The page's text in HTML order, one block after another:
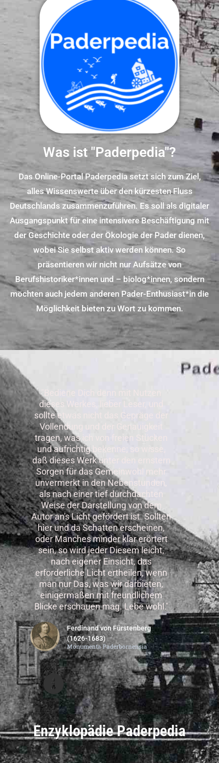
Was ist "Paderpedia"?
Das Online-Portal Paderpedia setzt sich zum Ziel,
alles Wissenswerte über den kürzesten Fluss
Deutschlands zusammenzuführen. Es soll als digitaler
Ausgangspunkt für eine intensivere Beschäftigung mit
der Geschichte oder der Ökologie der Pader dienen,
wobei Sie selbst aktiv werden können. So
präsentieren wir nicht nur Aufsätze von
Berufshistoriker*innen und – biolog*innen, sondern
möchten auch jedem anderen Pader-Enthusiast*in die
Möglichkeit bieten zu Wort zu kommen.
"Bediene Dich denn mit Nutzen
dieses Werkes, lieber Leser, und
sollte etwas nicht das Gepräge der
Vollendung und der Genauigkeit
tragen, was ich von freien Stücken
und aufrichtig bekenne; so wisse,
daß dieses Werk unter den ernstern
Sorgen für das Gemeinwohl mehr
unvermerkt in den Nebenstunden,
als nach einer tief durchdachten
Weise der Darstellung von dem
Autor an's Licht gefördert ist. Sollten
hier und da Schatten erscheinen,
oder Manches minder klar erörtert
sein, so wird jeder Diesem leicht,
nach eigener Einsicht, das
erforderliche Licht ertheilen, wenn
man nur Das, was wir darbieten,
einigermaßen mit freundlichem
Blicke erschauen mag. Lebe wohl."
Ferdinand von Fürstenberg
(1626-1683)
Monumenta Paderbornensia
Enzyklopädie Paderpedia